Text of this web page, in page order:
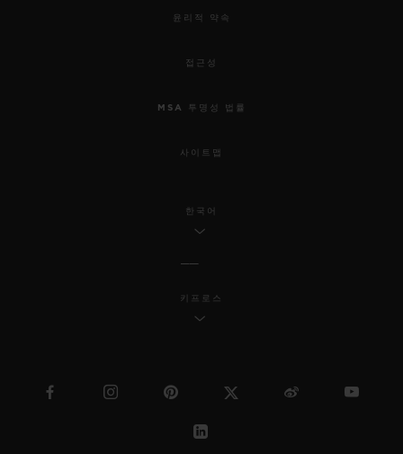
윤리적 약속
접근성
MSA 투명성 법률
사이트맵
한국어
키프로스